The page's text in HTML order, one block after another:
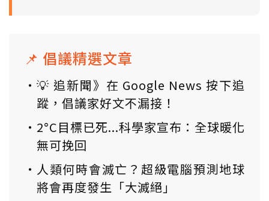
📌 倡議精選文章
💡 追新聞》在 Google News 按下追
蹤，倡議家好文不漏接！
2°C目標已死...科學家宣布：全球暖化
無可挽回
人類何時會滅亡？超級電腦預測地球
將會再度發生「大滅絕」